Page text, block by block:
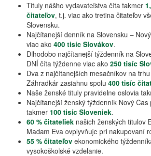
Tituly nášho vydavateľstva číta takmer
čitateľov, t.j. viac ako tretina čitateľov
Slovensku.
Najčítanejší denník na Slovensku –
viac ako 400 tisíc Slovákov.
Dlhodobo najčítanejší týždenník na
DNÍ číta týždenne viac ako 250 tisíc
Dva z najčítanejších mesačníkov na
Záhradkár zasiahnu spolu 400 tisíc
Naše ženské tituly pravidelne oslovia
Najčítanejší ženský týždenník Nový
takmer 100 tisíc Sloveniek.
60 % čitateliek našich ženských titulov
Madam Eva ovplyvňuje pri nakupovaní
55 % čitateľov ekonomického
vysokoškolské vzdelanie.